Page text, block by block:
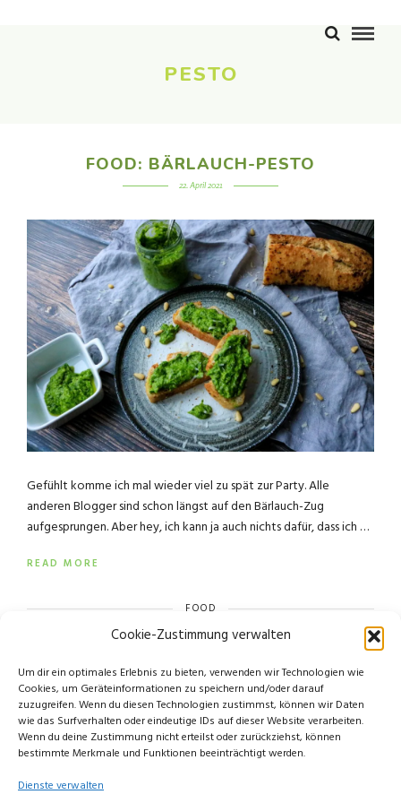
Cookie-Zustimmung verwalten
Um dir ein optimales Erlebnis zu bieten, verwenden wir Technologien wie
Cookies, um Geräteinformationen zu speichern und/oder darauf
zuzugreifen. Wenn du diesen Technologien zustimmst, können wir Daten
wie das Surfverhalten oder eindeutige IDs auf dieser Website verarbeiten.
Wenn du deine Zustimmung nicht erteilst oder zurückziehst, können
bestimmte Merkmale und Funktionen beeinträchtigt werden.
Dienste verwalten
PESTO
FOOD: BÄRLAUCH-PESTO
22. April 2021
Gefühlt komme ich mal wieder viel zu spät zur Party. Alle
anderen Blogger sind schon längst auf den Bärlauch-Zug
aufgesprungen. Aber hey, ich kann ja auch nichts dafür, dass ich …
READ MORE
FOOD